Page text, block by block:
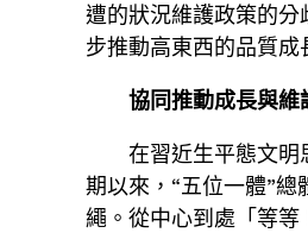
遭的狀況維護政策的
步推動高東西的品質成
協同推動成長與維
在習近生平態文明
期以來，“五位一體”
繩。從中心到處「等等